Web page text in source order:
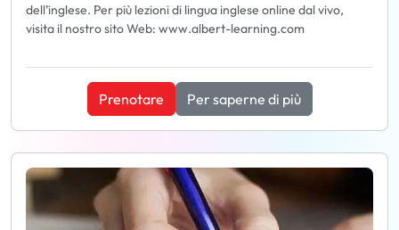
dell’inglese. Per più lezioni di lingua inglese online dal vivo,
visita il nostro sito Web: www.albert-learning.com
Prenotare Per saperne di più